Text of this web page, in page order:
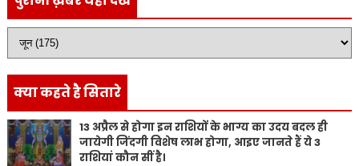
क्या कहते है सितारे
13 अप्रैल से होगा इन राशियों के भाग्य का उदय बदल ही
जायेगी जिंदगी विशेष लाभ होगा, आइए जानते हैं ये 3
राशियां कौन सीं है।